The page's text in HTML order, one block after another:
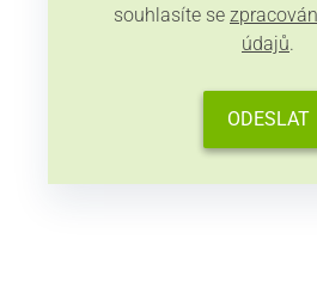
souhlasíte se
údajů.